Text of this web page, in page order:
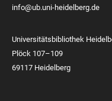
info@ub.uni-heidelberg.de
Universitätsbibliothek
Plöck 107–109
69117 Heidelberg